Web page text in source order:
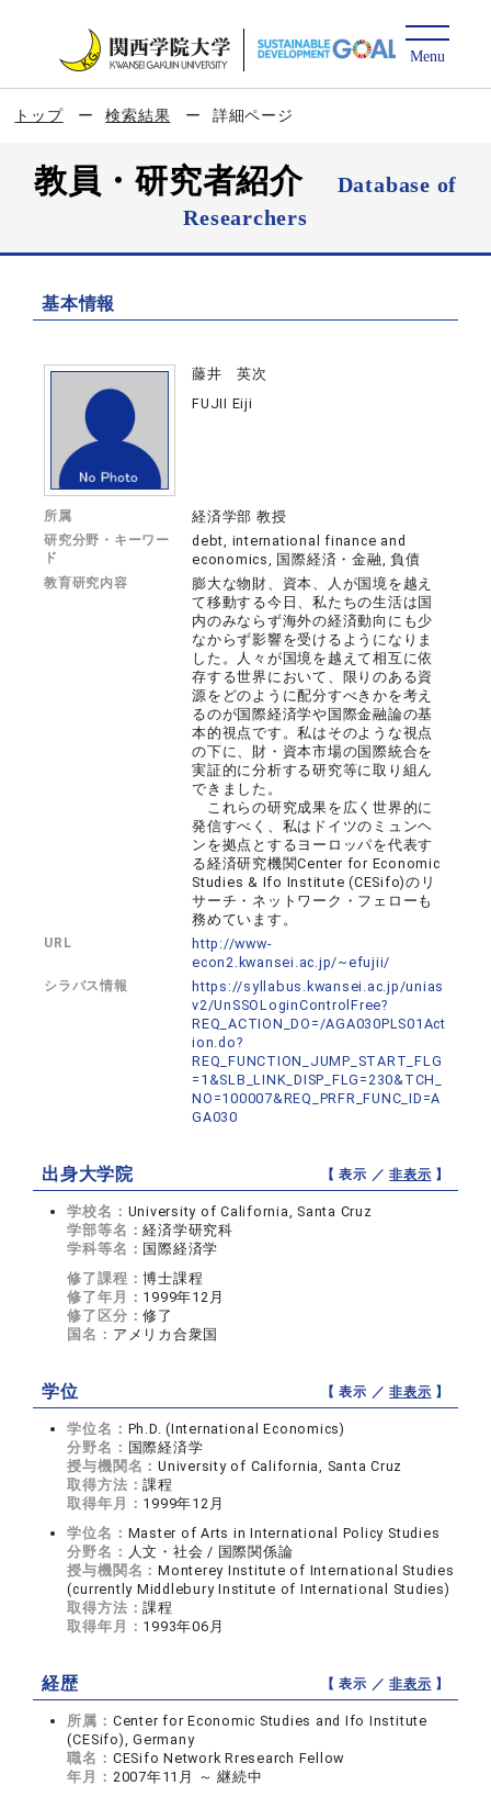
トップ 検索結果 詳細ページ
教員・研究者紹介
Database of
Researchers
基本情報
藤井 英次
FUJII Eiji
所属 経済学部 教授
研究分野・キーワー
ド
debt, international finance and
economics, 国際経済・金融, 負債
教育研究内容
膨大な物財、資本、人が国境を越え
て移動する今日、私たちの生活は国
内のみならず海外の経済動向にも少
なからず影響を受けるようになりま
した。人々が国境を越えて相互に依
存する世界において、限りのある資
源をどのように配分すべきかを考え
るのが国際経済学や国際金融論の基
本的視点です。私はそのような視点
の下に、財・資本市場の国際統合を
実証的に分析する研究等に取り組ん
できました。
これらの研究成果を広く世界的に
発信すべく、私はドイツのミュンヘ
ンを拠点とするヨーロッパを代表す
る経済研究機関Center for Economic
Studies & Ifo Institute (CESifo)のリ
サーチ・ネットワーク・フェローも
務めています。
URL
http://www-
econ2.kwansei.ac.jp/~efujii/
シラバス情報
https://syllabus.kwansei.ac.jp/unias
v2/UnSSOLoginControlFree?
REQ_ACTION_DO=/AGA030PLS01Act
ion.do?
REQ_FUNCTION_JUMP_START_FLG
=1&SLB_LINK_DISP_FLG=230&TCH_
NO=100007&REQ_PRFR_FUNC_ID=A
GA030
出身大学院 【 表示 ／非表示 】
学校名： University of California, Santa Cruz
学部等名：経済学研究科
学科等名： 国際経済学
修了課程：博士課程
修了年月： 1999年12月
修了区分：修了
国名： アメリカ合衆国
学位 【 表示 ／非表示 】
学位名： Ph.D. (International Economics)
分野名： 国際経済学
授与機関名：University of California, Santa Cruz
取得方法：課程
取得年月： 1999年12月
学位名： Master of Arts in International Policy Studies
分野名： 人文・社会 / 国際関係論
授与機関名：Monterey Institute of International Studies
(currently Middlebury Institute of International Studies)
取得方法：課程
取得年月： 1993年06月
経歴 【 表示 ／非表示 】
所属： Center for Economic Studies and Ifo Institute
(CESifo), Germany
職名： CESifo Network Rresearch Fellow
年月： 2007年11月 ～ 継続中